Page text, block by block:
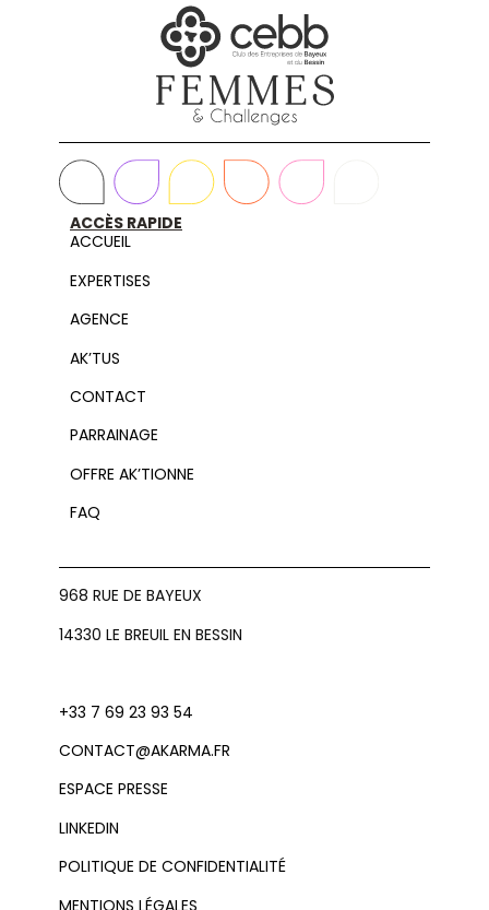
ACCÈS RAPIDE
ACCUEIL
EXPERTISES
AGENCE
AK’TUS
CONTACT
PARRAINAGE
OFFRE AK’TIONNE
FAQ
968 RUE DE BAYEUX
14330 LE BREUIL EN BESSIN
+33 7 69 23 93 54
CONTACT@AKARMA.FR
ESPACE PRESSE
LINKEDIN
POLITIQUE DE CONFIDENTIALITÉ
MENTIONS LÉGALES